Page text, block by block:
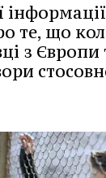
те, що
з Європи